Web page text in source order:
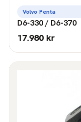
Volvo Penta
D6-330 / D6-370
17.980 kr